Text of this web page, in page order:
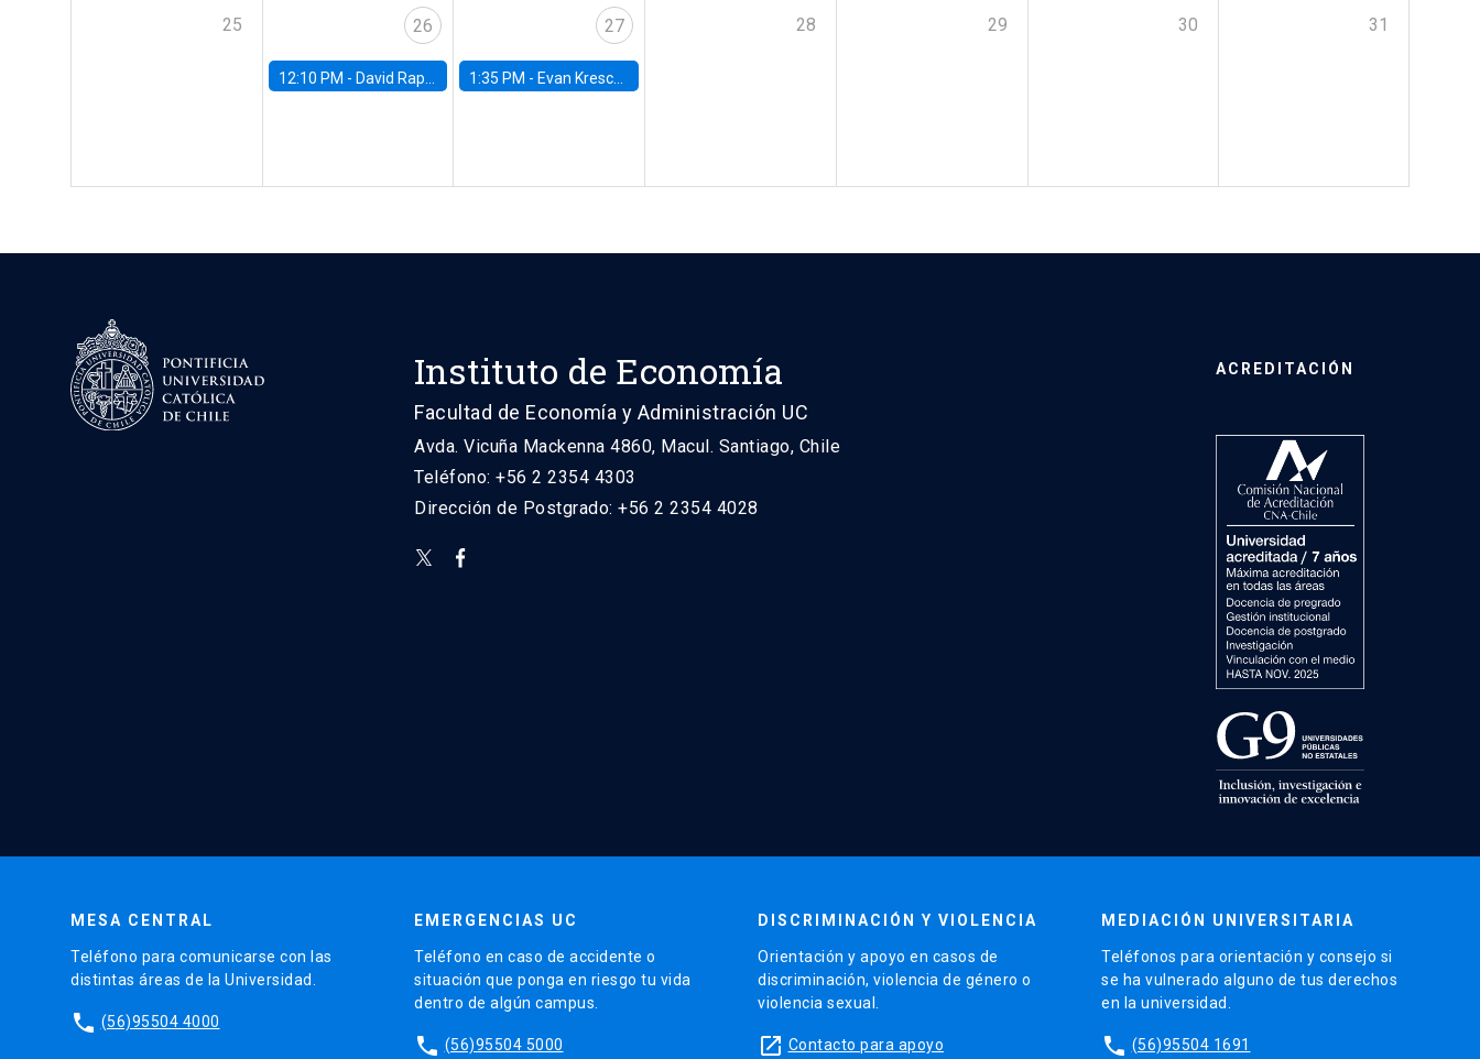
25 26
12:10 PM - David Rappoport, FED Board
27
1:35 PM - Evan Kresch, Oberlin College
28 29 30 31
Instituto de Economía
Facultad de Economía y Administración UC
Avda. Vicuña Mackenna 4860, Macul. Santiago, Chile
Teléfono: +56 2 2354 4303
Dirección de Postgrado: +56 2 2354 4028
ACREDITACIÓN
MESA CENTRAL
Teléfono para comunicarse con las
distintas áreas de la Universidad.
phone (56)95504 4000
EMERGENCIAS UC
Teléfono en caso de accidente o
situación que ponga en riesgo tu vida
dentro de algún campus.
phone (56)95504 5000
DISCRIMINACIÓN Y VIOLENCIA
Orientación y apoyo en casos de
discriminación, violencia de género o
violencia sexual.
launch Contacto para apoyo
MEDIACIÓN UNIVERSITARIA
Teléfonos para orientación y consejo si
se ha vulnerado alguno de tus derechos
en la universidad.
phone (56)95504 1691